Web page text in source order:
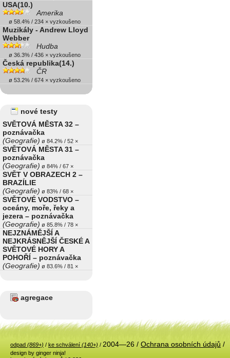
USA(10.)
Amerika
ø 58.4% / 234 × vyzkoušeno
Muzikály - Andrew Lloyd
Webber
Hudba
ø 36.3% / 436 × vyzkoušeno
Česká republika(14.)
ČR
ø 53.2% / 674 × vyzkoušeno
nové testy
SVĚTOVÁ MĚSTA 32 –
poznávačka
(Geografie) ø 84.2% / 52 ×
SVĚTOVÁ MĚSTA 31 –
poznávačka
(Geografie) ø 84% / 67 ×
SVĚT V OBRAZECH 2 –
BRAZÍLIE
(Geografie) ø 83% / 68 ×
SVĚTOVÉ VODSTVO –
oceány, moře, řeky a
jezera – poznávačka
(Geografie) ø 85.8% / 78 ×
NEJZNÁMĚJŠÍ A
NEJKRÁSNĚJŠÍ ČESKÉ A
SVĚTOVÉ HORY A
POHOŘÍ – poznávačka
(Geografie) ø 83.6% / 81 ×
agregace
odpad (869+) / ke schválení (140+) / 2004—26 / Ochrana osobních údajů /
design by ginger ninja!